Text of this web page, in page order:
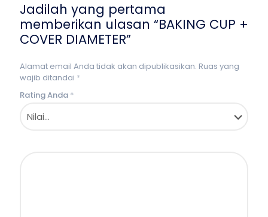
Jadilah yang pertama
memberikan ulasan “BAKING CUP +
COVER DIAMETER”
Alamat email Anda tidak akan dipublikasikan. Ruas yang
wajib ditandai *
Rating Anda *